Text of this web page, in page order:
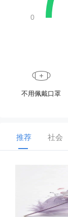
不用佩戴口罩
推荐 社会